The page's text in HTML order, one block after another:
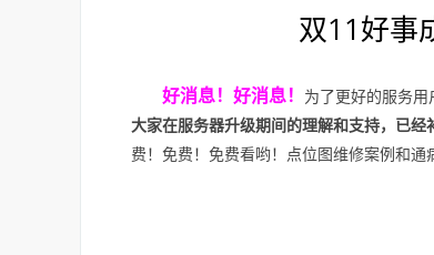
双11好事
好消息！好消息！ 为了更好的服务用
大家在服务器升级期间的理解和支持，已经
费！免费！免费看哟！点位图维修案例和通